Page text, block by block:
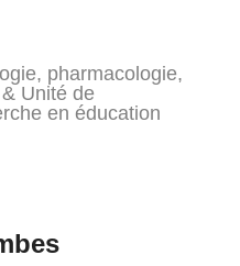
pharmacologie,
Unité de
en éducation